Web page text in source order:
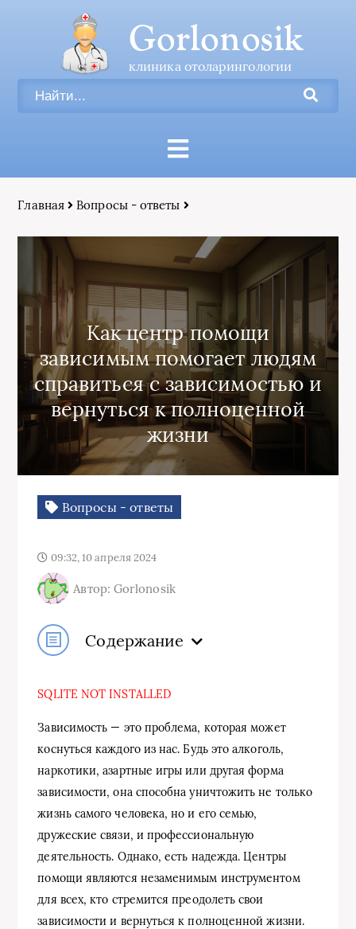
Gorlonosik
клиника отоларингологии
Главная Вопросы - ответы
Как центр помощи
зависимым помогает людям
справиться с зависимостью и
вернуться к полноценной
жизни
Вопросы - ответы
09:32, 10 апреля 2024
Автор: Gorlonosik
Содержание
SQLITE NOT INSTALLED
Зависимость — это проблема, которая может
коснуться каждого из нас. Будь это алкоголь,
наркотики, азартные игры или другая форма
зависимости, она способна уничтожить не только
жизнь самого человека, но и его семью,
дружеские связи, и профессиональную
деятельность. Однако, есть надежда. Центры
помощи являются незаменимым инструментом
для всех, кто стремится преодолеть свои
зависимости и вернуться к полноценной жизни.